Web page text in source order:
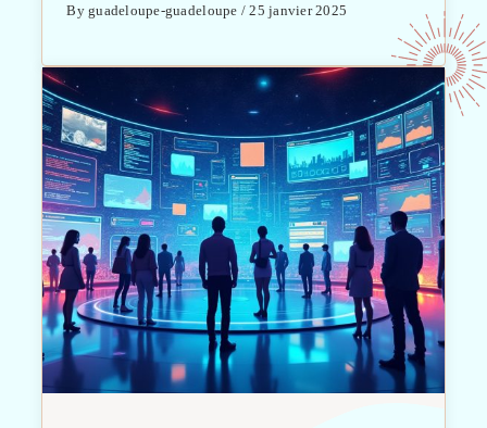
By guadeloupe-guadeloupe / 25 janvier 2025